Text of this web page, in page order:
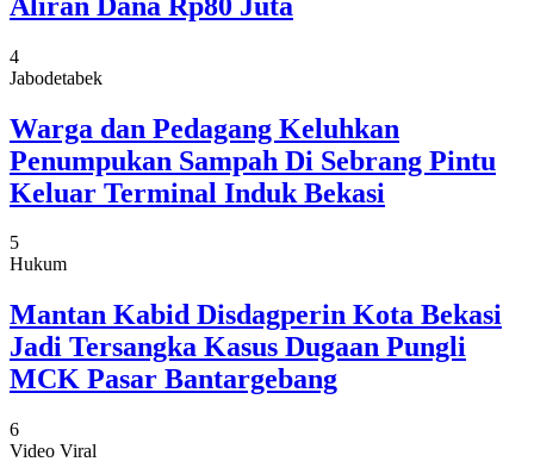
4
Jabodetabek
Warga dan Pedagang Keluhkan
Penumpukan Sampah Di Sebrang Pintu
Keluar Terminal Induk Bekasi
5
Hukum
Mantan Kabid Disdagperin Kota Bekasi
Jadi Tersangka Kasus Dugaan Pungli
MCK Pasar Bantargebang
6
Video Viral